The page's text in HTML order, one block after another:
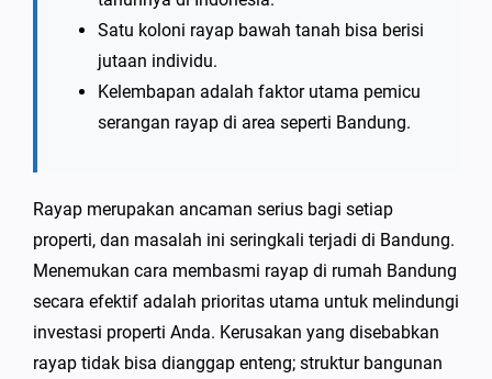
Satu koloni rayap bawah tanah bisa berisi
jutaan individu.
Kelembapan adalah faktor utama pemicu
serangan rayap di area seperti Bandung.
Rayap merupakan ancaman serius bagi setiap
properti, dan masalah ini seringkali terjadi di Bandung.
Menemukan cara membasmi rayap di rumah Bandung
secara efektif adalah prioritas utama untuk melindungi
investasi properti Anda. Kerusakan yang disebabkan
rayap tidak bisa dianggap enteng; struktur bangunan